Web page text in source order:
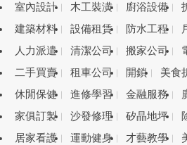
室內設計
木工裝潢 廚浴設備
建築材料
設備租賃 防水工程
人力派遣
清潔公司 搬家公司
二手買賣
租車公司 開鎖 美食
休閒保健
進修學習 金融服務
家俱訂製
沙發修理 矽晶地坪
居家看護
運動健身 才藝教學